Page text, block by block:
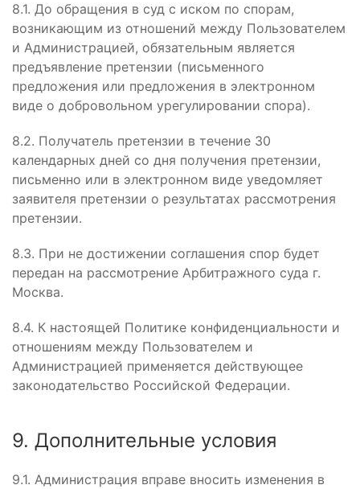
8.1. До обращения в суд с иском по спорам,
возникающим из отношений между Пользователем
и Администрацией, обязательным является
предъявление претензии (письменного
предложения или предложения в электронном
виде о добровольном урегулировании спора).
8.2. Получатель претензии в течение 30
календарных дней со дня получения претензии,
письменно или в электронном виде уведомляет
заявителя претензии о результатах рассмотрения
претензии.
8.3. При не достижении соглашения спор будет
передан на рассмотрение Арбитражного суда г.
Москва.
8.4. К настоящей Политике конфиденциальности и
отношениям между Пользователем и
Администрацией применяется действующее
законодательство Российской Федерации.
9. Дополнительные условия
9.1. Администрация вправе вносить изменения в